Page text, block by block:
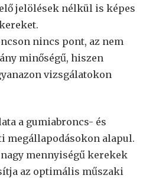
jelölések nélkül is képes
nincs pont, az nem
minőségű, hiszen
vizsgálatokon
a gumiabroncs- és
megállapodásokon alapul.
mennyiségű kerekek
az optimális műszaki